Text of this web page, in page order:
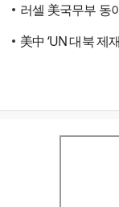
러셀 美국무부 동
美中 ‘UN 대북 제